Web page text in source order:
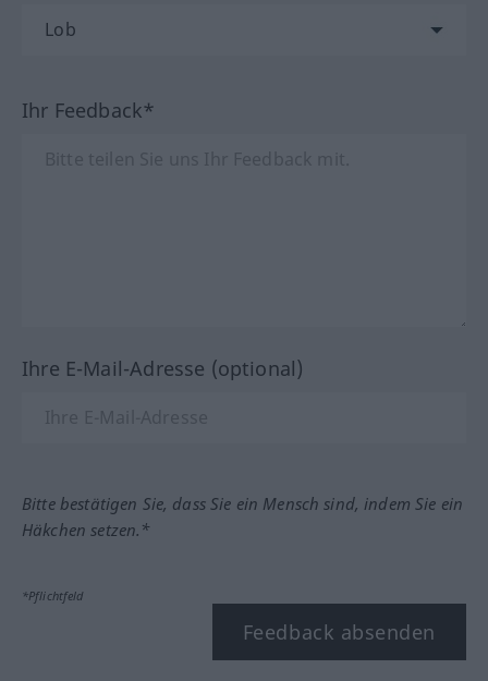
Ihr Feedback*
Ihre E-Mail-Adresse (optional)
Bitte bestätigen Sie, dass Sie ein Mensch sind, indem Sie ein
Häkchen setzen.*
*Pflichtfeld
Feedback absenden